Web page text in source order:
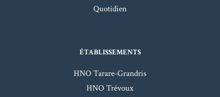
Quotidien
ÉTABLISSEMENTS
HNO Tarare-Grandris
HNO Trévoux